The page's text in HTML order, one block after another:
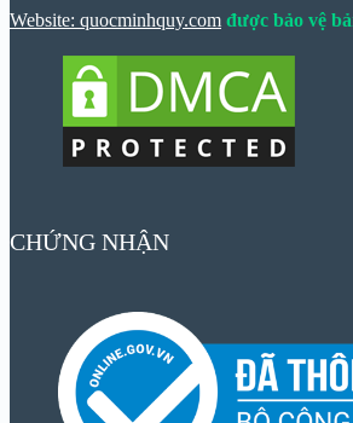
Website: quocminhquy.com được bảo vệ
CHỨNG NHẬN